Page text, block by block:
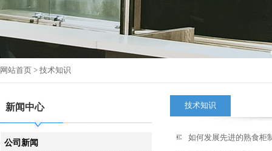
网站首页 > 技术知识
新闻中心
公司新闻
技术知识
如何发展先进的熟食柜